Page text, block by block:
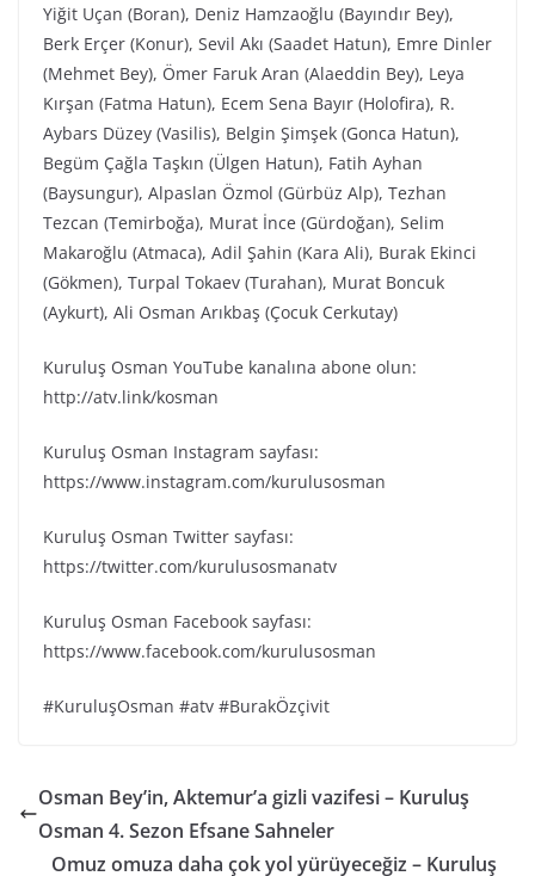
Yiğit Uçan (Boran), Deniz Hamzaoğlu (Bayındır Bey),
Berk Erçer (Konur), Sevil Akı (Saadet Hatun), Emre Dinler
(Mehmet Bey), Ömer Faruk Aran (Alaeddin Bey), Leya
Kırşan (Fatma Hatun), Ecem Sena Bayır (Holofira), R.
Aybars Düzey (Vasilis), Belgin Şimşek (Gonca Hatun),
Begüm Çağla Taşkın (Ülgen Hatun), Fatih Ayhan
(Baysungur), Alpaslan Özmol (Gürbüz Alp), Tezhan
Tezcan (Temirboğa), Murat İnce (Gürdoğan), Selim
Makaroğlu (Atmaca), Adil Şahin (Kara Ali), Burak Ekinci
(Gökmen), Turpal Tokaev (Turahan), Murat Boncuk
(Aykurt), Ali Osman Arıkbaş (Çocuk Cerkutay)
Kuruluş Osman YouTube kanalına abone olun:
http://atv.link/kosman
Kuruluş Osman Instagram sayfası:
https://www.instagram.com/kurulusosman
Kuruluş Osman Twitter sayfası:
https://twitter.com/kurulusosmanatv
Kuruluş Osman Facebook sayfası:
https://www.facebook.com/kurulusosman
#KuruluşOsman #atv #BurakÖzçivit
Osman Bey’in, Aktemur’a gizli vazifesi – Kuruluş
Osman 4. Sezon Efsane Sahneler
Omuz omuza daha çok yol yürüyeceğiz – Kuruluş